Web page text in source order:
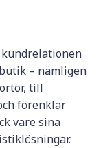
kundrelationen
– nämligen
till
förenklar
vare sina